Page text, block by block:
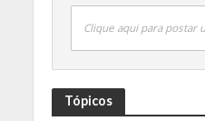
Clique aqui para postar
Tópicos